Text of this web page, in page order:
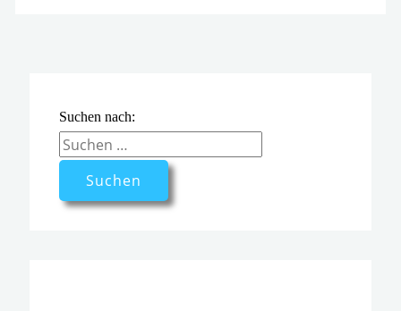
Suchen nach: